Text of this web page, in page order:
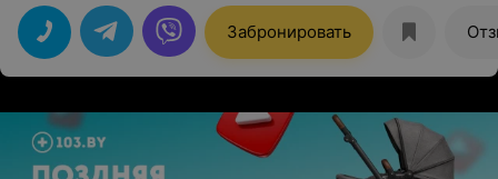
Забронировать